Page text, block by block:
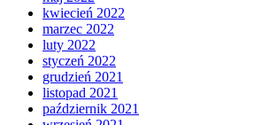
kwiecień 2022
marzec 2022
luty 2022
styczeń 2022
grudzień 2021
listopad 2021
październik 2021